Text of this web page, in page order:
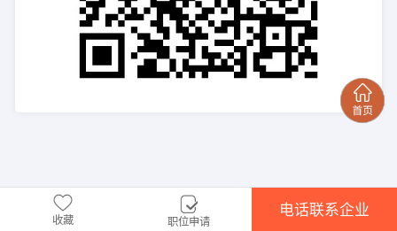
收藏 职位申请
电话联系企业